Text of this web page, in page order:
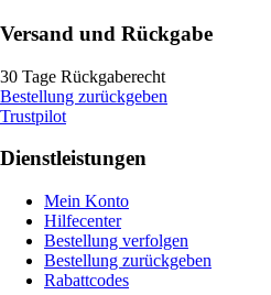
Versand und Rückgabe
30 Tage Rückgaberecht
Bestellung zurückgeben
Trustpilot
Dienstleistungen
Mein Konto
Hilfecenter
Bestellung verfolgen
Bestellung zurückgeben
Rabattcodes